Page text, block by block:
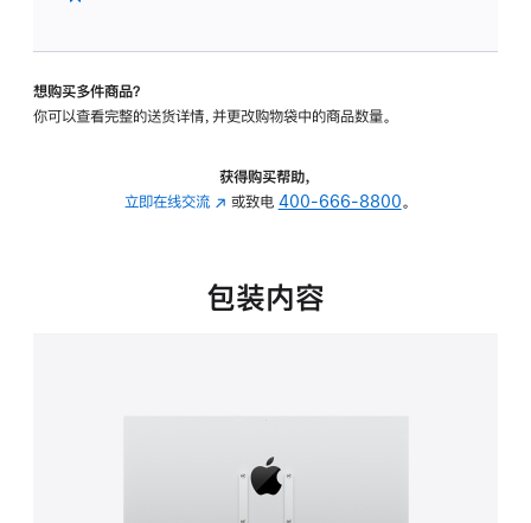
转
的
想购买多件商品？
你可以查看完整的送货详情，并更改购物袋中的商品数量。
获得购买帮助，
立即在线交流 (在
中
或致电 400-666-8800。
包装内容